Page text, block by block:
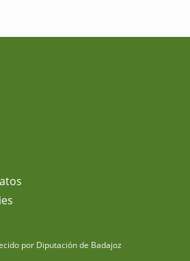
por Diputación de Badajoz